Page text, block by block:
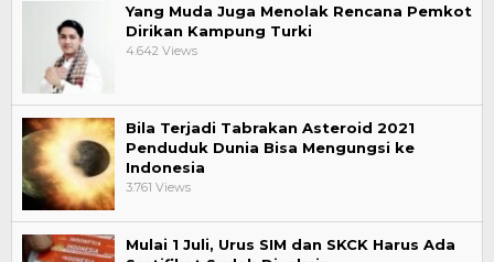
Yang Muda Juga Menolak Rencana Pemkot
Dirikan Kampung Turki
4.642 Views
Bila Terjadi Tabrakan Asteroid 2021
Penduduk Dunia Bisa Mengungsi ke
Indonesia
3.761 Views
Mulai 1 Juli, Urus SIM dan SKCK Harus Ada